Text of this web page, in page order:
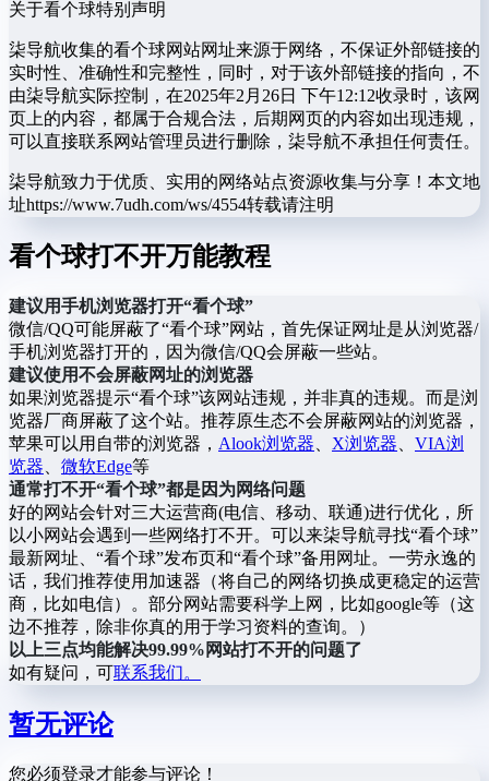
关于看个球特别声明
柒导航收集的看个球网站网址来源于网络，不保证外部链接的
实时性、准确性和完整性，同时，对于该外部链接的指向，不
由柒导航实际控制，在2025年2月26日 下午12:12收录时，该网
页上的内容，都属于合规合法，后期网页的内容如出现违规，
可以直接联系网站管理员进行删除，柒导航不承担任何责任。
柒导航致力于优质、实用的网络站点资源收集与分享！ 本文地
址https://www.7udh.com/ws/4554转载请注明
看个球打不开万能教程
建议用手机浏览器打开“看个球”
微信/QQ可能屏蔽了“看个球”网站，首先保证网址是从浏览器/
手机浏览器打开的，因为微信/QQ会屏蔽一些站。
建议使用不会屏蔽网址的浏览器
如果浏览器提示“看个球”该网站违规，并非真的违规。而是浏
览器厂商屏蔽了这个站。推荐原生态不会屏蔽网站的浏览器，
苹果可以用自带的浏览器， Alook浏览器 X浏览器
VIA浏
览器
微软Edge等
通常打不开“看个球”都是因为网络问题
好的网站会针对三大运营商(电信、移动、联通)进行优化，所
以小网站会遇到一些网络打不开。可以来柒导航寻找“看个球”
最新网址、“看个球”发布页和“看个球”备用网址。一劳永逸的
话，我们推荐使用加速器（将自己的网络切换成更稳定的运营
商，比如电信）。部分网站需要科学上网，比如google等（这
边不推荐，除非你真的用于学习资料的查询。）
以上三点均能解决99.99%网站打不开的问题了
如有疑问，可联系我们。
暂无评论
您必须登录才能参与评论！